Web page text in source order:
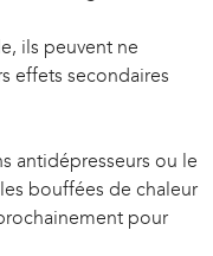
ils peuvent ne
effets secondaires
antidépresseurs ou le
bouffées de chaleur
pour